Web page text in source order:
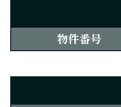
物件番号